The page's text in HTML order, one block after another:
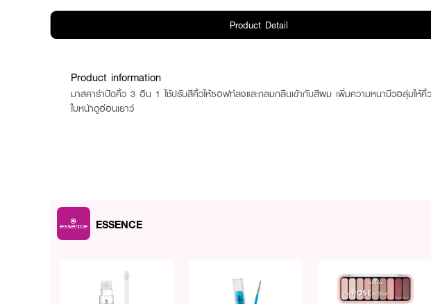
Product Detail
Product information
มาสคาร่าปัดคิ้ว 3 อิน 1 ใช้ปรับสีคิ้วให้ซอฟท์ลงและกลมกลืนเข้ากับสีผม เพิ่มความหนามีวอลุ่มให้คิ้ว
ใบหน้าดูอ่อนเยาว์
ESSENCE